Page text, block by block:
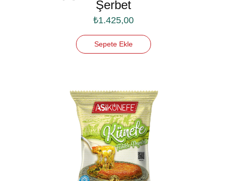
Şerbet
₺1.425,00
Sepete Ekle